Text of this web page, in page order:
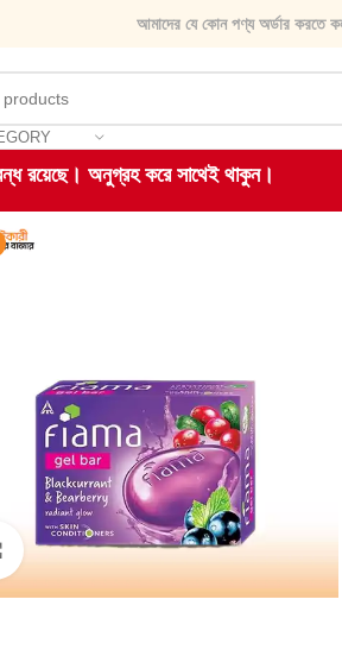
আমাদের যে কোন পণ্য অর্ডার
বন্ধ রয়েছে। অনুগ্রহ করে সাথেই থাকুন।
Click to enlarge